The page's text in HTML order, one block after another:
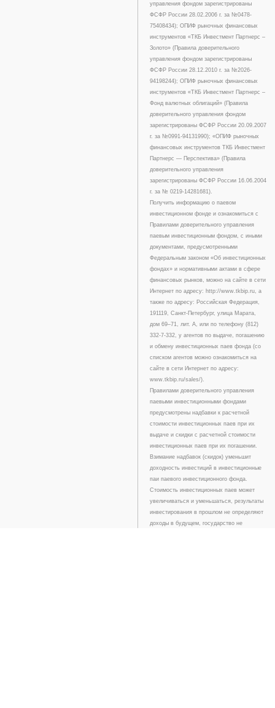
управления фондом зарегистрированы
ФСФР России 28.02.2006 г. за №0478-
75408434); ОПИФ рыночных финансовых
инструментов «ТКБ Инвестмент Партнерс –
Золото» (Правила доверительного
управления фондом зарегистрированы
ФСФР России 28.12.2010 г. за №2026-
94198244); ОПИФ рыночных финансовых
инструментов «ТКБ Инвестмент Партнерс –
Фонд валютных облигаций» (Правила
доверительного управления фондом
зарегистрированы ФСФР России 20.09.2007
г. за №0991-94131990); «ОПИФ рыночных
финансовых инструментов ТКБ Инвестмент
Партнерс — Перспектива» (Правила
доверительного управления
зарегистрированы ФСФР России 16.06.2004
г. за № 0219-14281681).
Получить информацию о паевом
инвестиционном фонде и ознакомиться с
Правилами доверительного управления
паевым инвестиционным фондом, с иными
документами, предусмотренными
Федеральным законом «Об инвестиционных
фондах» и нормативными актами в сфере
финансовых рынков, можно на сайте в сети
Интернет по адресу: http://www.tkbip.ru, а
также по адресу: Российская Федерация,
191119, Санкт-Петербург, улица Марата,
дом 69–71, лит. А, или по телефону (812)
332-7-332, у агентов по выдаче, погашению
и обмену инвестиционных паев фонда (со
списком агентов можно ознакомиться на
сайте в сети Интернет по адресу:
www.tkbip.ru/sales/).
Правилами доверительного управления
паевыми инвестиционными фондами
предусмотрены надбавки к расчетной
стоимости инвестиционных паев при их
выдаче и скидки с расчетной стоимости
инвестиционных паев при их погашении.
Взимание надбавок (скидок) уменьшит
доходность инвестиций в инвестиционные
паи паевого инвестиционного фонда.
Стоимость инвестиционных паев может
увеличиваться и уменьшаться, результаты
инвестирования в прошлом не определяют
доходы в будущем, государство не